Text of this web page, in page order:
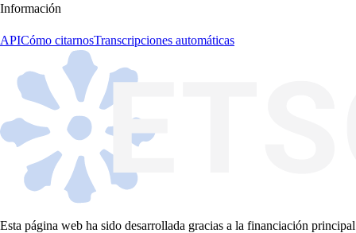
Información
APICómo citarnosTranscripciones automáticas
Esta página web ha sido desarrollada gracias a la financiación